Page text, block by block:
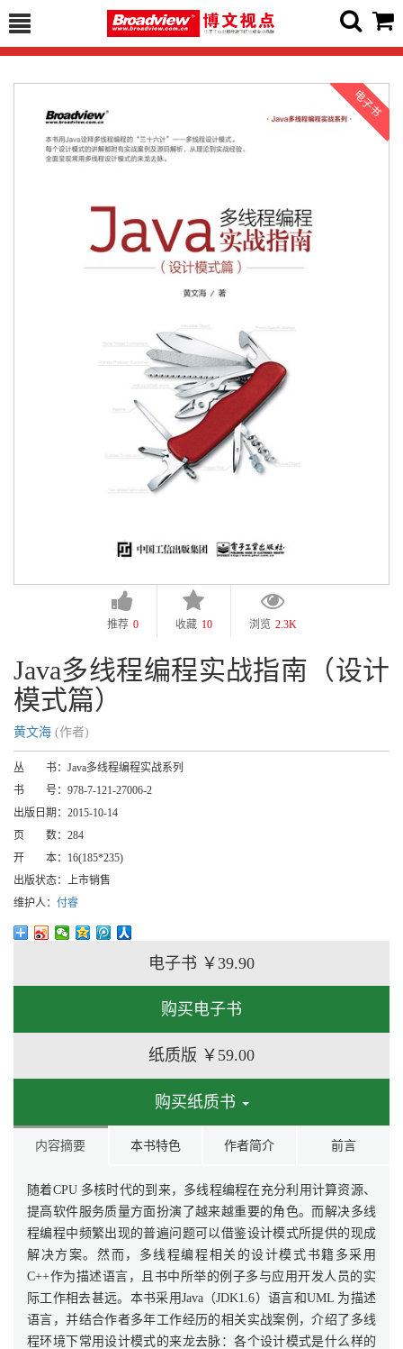
推荐 0 收藏 10 浏览 2.3K
Java多线程编程实战指南（设计
模式篇）
黄文海 (作者)
丛 书： Java多线程编程实战系列
书 号： 978-7-121-27006-2
出版日期： 2015-10-14
页 数： 284
开 本： 16(185*235)
出版状态： 上市销售
维护人： 付睿
电子书 ￥39.90
购买电子书
纸质版 ￥59.00
购买纸质书
内容摘要 本书特色 作者简介 前言
随着CPU 多核时代的到来，多线程编程在充分利用计算资源、
提高软件服务质量方面扮演了越来越重要的角色。而解决多线
程编程中频繁出现的普遍问题可以借鉴设计模式所提供的现成
解决方案。然而，多线程编程相关的设计模式书籍多采用
C++作为描述语言，且书中所举的例子多与应用开发人员的实
际工作相去甚远。本书采用Java（JDK1.6）语言和UML 为描述
语言，并结合作者多年工作经历的相关实战案例，介绍了多线
程环境下常用设计模式的来龙去脉：各个设计模式是什么样的